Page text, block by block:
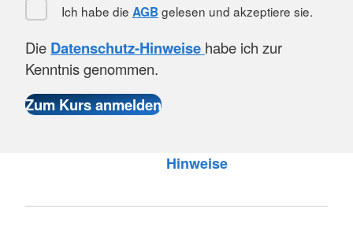
Ich habe die AGB gelesen und akzeptiere sie.
Die Datenschutz-Hinweise habe ich zur
Kenntnis genommen.
Hinweise